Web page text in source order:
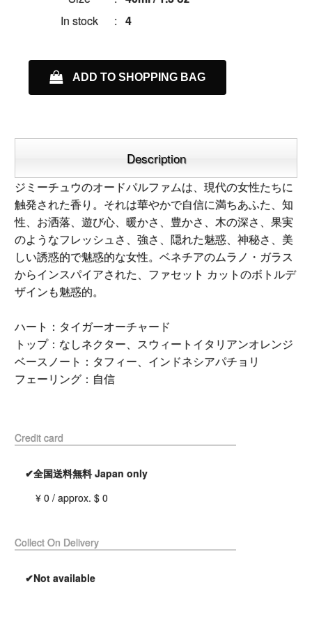
In stock
: 4
ADD TO SHOPPING BAG
Description
ジミーチュウのオードパルファムは、現代の女性たちに
触発された香り。それは華やかで自信に満ちあふた、知
性、お洒落、遊び心、暖かさ、豊かさ、木の深さ、果実
のようなフレッシュさ、強さ、隠れた魅惑、神秘さ、美
しい誘惑的で魅惑的な女性。ベネチアのムラノ・ガラス
からインスパイアされた、ファセット カットのボトルデ
ザインも魅惑的。
ハート：タイガーオーチャード
トップ：なしネクター、スウィートイタリアンオレンジ
ベースノート：タフィー、インドネシアパチョリ
フェーリング：自信
Credit card
✔全国送料無料 Japan only
¥ 0 / approx. $ 0
Collect On Delivery
✔Not available